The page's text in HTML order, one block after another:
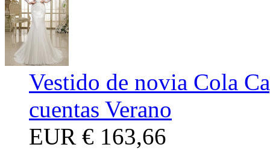
Vestido de novia Cola
cuentas Verano
EUR € 163,66